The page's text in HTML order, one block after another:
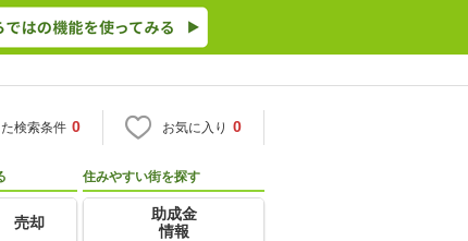
検索条件 0 お気に入り 0
売却
住みやすい街を探す
助成金
情報